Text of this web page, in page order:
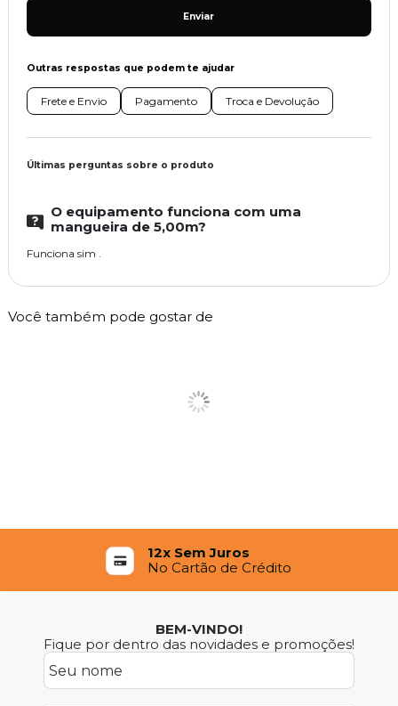
Enviar
Outras respostas que podem te ajudar
Frete e Envio Pagamento Troca e Devolução
Últimas perguntas sobre o produto
O equipamento funciona com uma
mangueira de 5,00m?
Funciona sim .
Você também pode gostar de
12x Sem Juros
No Cartão de Crédito
BEM-VINDO!
Fique por dentro das novidades e promoções!